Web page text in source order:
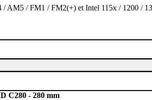
/ FM1 / FM2(+) et Intel 115x / 1200 /
C280 - 280 mm